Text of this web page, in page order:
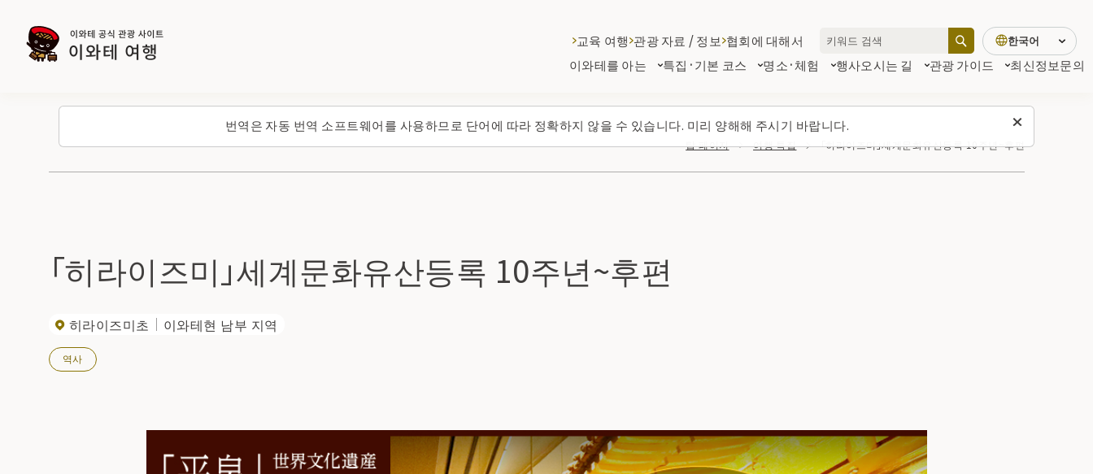
번역은 자동 번역 소프트웨어를 사용하므로 단어에 따라 정확하지 않을 수 있습니다. 미리 양해해 주시기 바랍니다.
이와테를 아는 특집·기본 코스 명소·체험 행사오시는 길 관광 가이드 최신정보문의
교육 여행 관광 자료 / 정보 협회에 대해서 한국어
탑 페이지 여행 특집 「히라이즈미」세계문화유산등록 10주년~후편
「히라이즈미」세계문화유산등록 10주년~후편
히라이즈미초 이와테현 남부 지역
역사